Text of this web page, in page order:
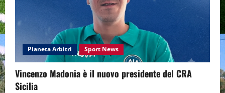
Pianeta Arbitri Sport News
Vincenzo Madonia è il nuovo presidente del CRA
Sicilia